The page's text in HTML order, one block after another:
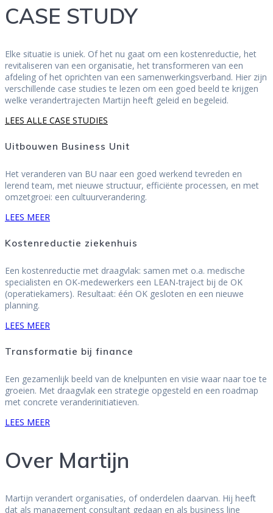
CASE STUDY
Elke situatie is uniek. Of het nu gaat om een kostenreductie, het
revitaliseren van een organisatie, het transformeren van een
afdeling of het oprichten van een samenwerkingsverband. Hier zijn
verschillende case studies te lezen om een goed beeld te krijgen
welke verandertrajecten Martijn heeft geleid en begeleid.
LEES ALLE CASE STUDIES
Uitbouwen Business Unit
Het veranderen van BU naar een goed werkend tevreden en
lerend team, met nieuwe structuur, efficiënte processen, en met
omzetgroei: een cultuurverandering.
LEES MEER
Kostenreductie ziekenhuis
Een kostenreductie met draagvlak: samen met o.a. medische
specialisten en OK-medewerkers een LEAN-traject bij de OK
(operatiekamers). Resultaat: één OK gesloten en een nieuwe
planning.
LEES MEER
Transformatie bij finance
Een gezamenlijk beeld van de knelpunten en visie waar naar toe te
groeien. Met draagvlak een strategie opgesteld en een roadmap
met concrete veranderinitiatieven.
LEES MEER
Over Martijn
Martijn verandert organisaties, of onderdelen daarvan. Hij heeft
dat als management consultant gedaan en als business line